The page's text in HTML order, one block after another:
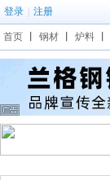
登录 注册
首页 钢材 炉料